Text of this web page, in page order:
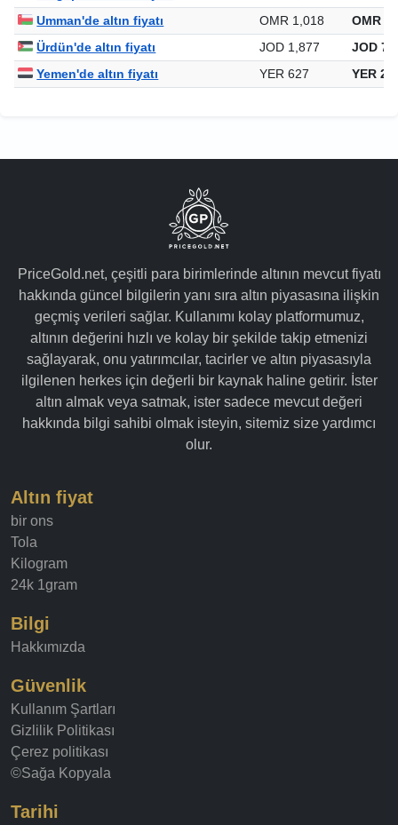
Umman'de altın fiyatı
OMR 1,018
OMR
Ürdün'de altın fiyatı
JOD 1,877
JOD
Yemen'de altın fiyatı
YER 627 YER
PriceGold.net, çeşitli para birimlerinde altının mevcut fiyatı
hakkında güncel bilgilerin yanı sıra altın piyasasına ilişkin
geçmiş verileri sağlar. Kullanımı kolay platformumuz,
altının değerini hızlı ve kolay bir şekilde takip etmenizi
sağlayarak, onu yatırımcılar, tacirler ve altın piyasasıyla
ilgilenen herkes için değerli bir kaynak haline getirir. İster
altın almak veya satmak, ister sadece mevcut değeri
hakkında bilgi sahibi olmak isteyin, sitemiz size yardımcı
olur.
Altın fiyat
bir ons
Tola
Kilogram
24k 1gram
Bilgi
Hakkımızda
Güvenlik
Kullanım Şartları
Gizlilik Politikası
Çerez politikası
©Sağa Kopyala
Tarihi